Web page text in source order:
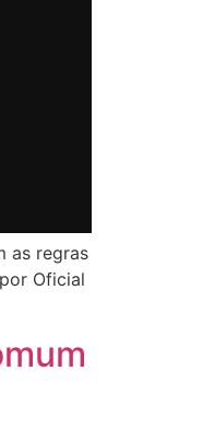
as regras
Oficial